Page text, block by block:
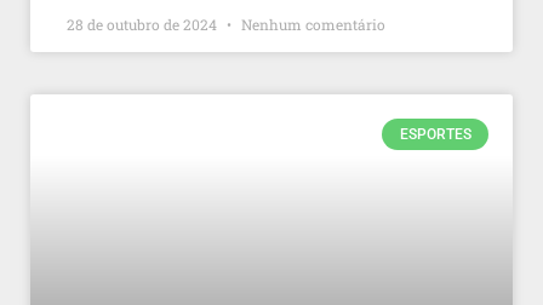
28 de outubro de 2024 Nenhum comentário
ESPORTES